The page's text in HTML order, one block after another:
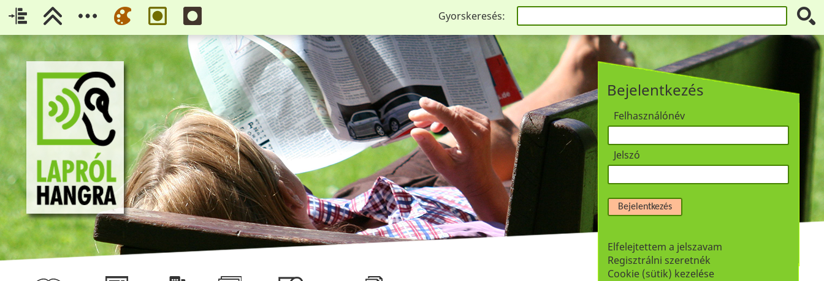
Gyorskeresés:
Bejelentkezés
Felhasználónév
Jelszó
Bejelentkezés
Elfelejtettem a jelszavam
Regisztrálni szeretnék
Cookie (sütik) kezelése